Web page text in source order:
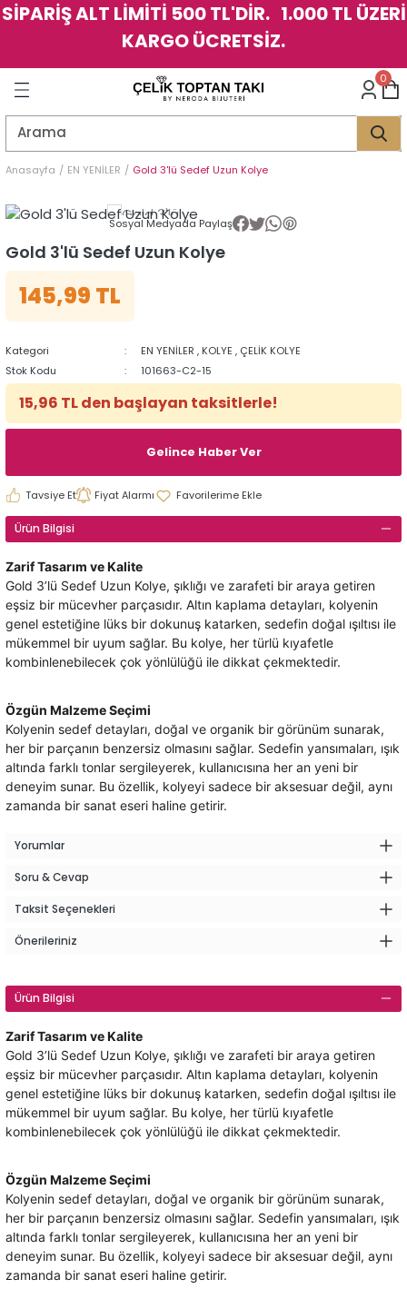
SİPARİŞ ALT LİMİTİ 500 TL'DİR. 1.000 TL ÜZERİ
KARGO ÜCRETSİZ.
Geri Dön
Geri Dön
Geri Dön
Geri Dön
Geri Dön
Geri Dön
0
Anasayfa EN YENİLER Gold 3'lü Sedef Uzun Kolye
Sosyal Medyada Paylaş
Gold 3'lü Sedef Uzun Kolye
145,99 TL
Kategori EN YENİLER , KOLYE , ÇELİK KOLYE
Stok Kodu
101663-C2-15
15,96 TL den başlayan taksitlerle!
Gelince Haber Ver
Tavsiye Et Fiyat Alarmı
Ürün Bilgisi
Zarif Tasarım ve Kalite
Gold 3’lü Sedef Uzun Kolye, şıklığı ve zarafeti bir araya getiren
eşsiz bir mücevher parçasıdır. Altın kaplama detayları, kolyenin
genel estetiğine lüks bir dokunuş katarken, sedefin doğal ışıltısı ile
mükemmel bir uyum sağlar. Bu kolye, her türlü kıyafetle
kombinlenebilecek çok yönlülüğü ile dikkat çekmektedir.
Özgün Malzeme Seçimi
Kolyenin sedef detayları, doğal ve organik bir görünüm sunarak,
her bir parçanın benzersiz olmasını sağlar. Sedefin yansımaları, ışık
altında farklı tonlar sergileyerek, kullanıcısına her an yeni bir
deneyim sunar. Bu özellik, kolyeyi sadece bir aksesuar değil, aynı
zamanda bir sanat eseri haline getirir.
Yorumlar
Soru & Cevap
Taksit Seçenekleri
Önerileriniz
Ürün Bilgisi
Zarif Tasarım ve Kalite
Gold 3’lü Sedef Uzun Kolye, şıklığı ve zarafeti bir araya getiren
eşsiz bir mücevher parçasıdır. Altın kaplama detayları, kolyenin
genel estetiğine lüks bir dokunuş katarken, sedefin doğal ışıltısı ile
mükemmel bir uyum sağlar. Bu kolye, her türlü kıyafetle
kombinlenebilecek çok yönlülüğü ile dikkat çekmektedir.
Özgün Malzeme Seçimi
Kolyenin sedef detayları, doğal ve organik bir görünüm sunarak,
her bir parçanın benzersiz olmasını sağlar. Sedefin yansımaları, ışık
altında farklı tonlar sergileyerek, kullanıcısına her an yeni bir
deneyim sunar. Bu özellik, kolyeyi sadece bir aksesuar değil, aynı
zamanda bir sanat eseri haline getirir.
Geri Dön
Geri Dön
Geri Dön
Geri Dön
Geri Dön
Geri Dön